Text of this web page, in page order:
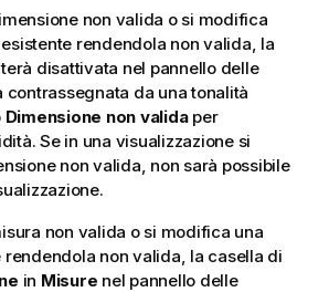
non valida o si modifica
rendendola non valida, la
disattivata nel pannello delle
contrassegnata da una tonalità
Dimensione non validaper
Se in una visualizzazione si
non valida, non sarà possibile
non valida o si modifica una
rendendola non valida, la casella di
in Misure nel pannello delle